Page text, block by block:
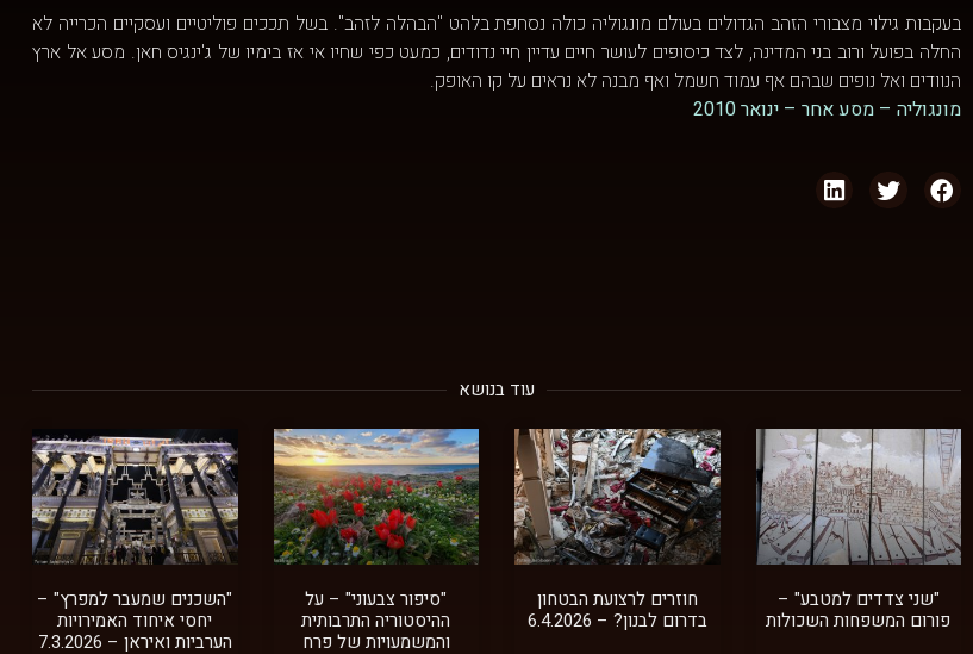
בעקבות גילוי מצבורי הזהב הגדולים בעולם מונגוליה כולה נסחפת בלהט "הבהלה לזהב". בשל תככים פוליטיים ועסקיים הכרייה לא
החלה בפועל ורוב בני המדינה, לצד כיסופים לעושר חיים עדיין חיי נדודים, כמעט כפי שחיו אי אז בימיו של ג'ינגיס חאן. מסע אל ארץ
הנוודים ואל נופים שבהם אף עמוד חשמל ואף מבנה לא נראים על קו האופק.
מונגוליה – מסע אחר – ינואר 2010
עוד בנושא
"שני צדדים למטבע" –
פורום המשפחות השכולות
חוזרים לרצועת הבטחון
בדרום לבנון? – 6.4.2026
"סיפור צבעוני" – על
ההיסטוריה התרבותית
והמשמעויות של פרח
"השכנים שמעבר למפרץ" –
יחסי איחוד האמירויות
הערביות ואיראן – 7.3.2026